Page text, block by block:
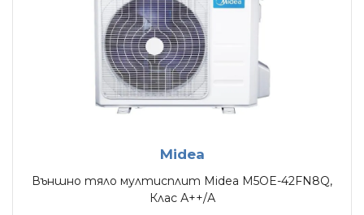
Midea
Външно тяло мултисплит Midea M5OE-42FN8Q,
Клас А++/А